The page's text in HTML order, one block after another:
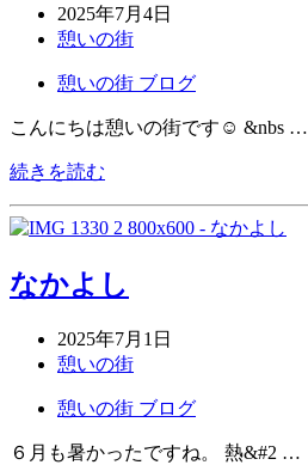
2025年7月4日
憩いの街
憩いの街 ブログ
こんにちは憩いの街です☺ &nbs …
続きを読む
なかよし
2025年7月1日
憩いの街
憩いの街 ブログ
６月も暑かったですね。 熱&#2 …